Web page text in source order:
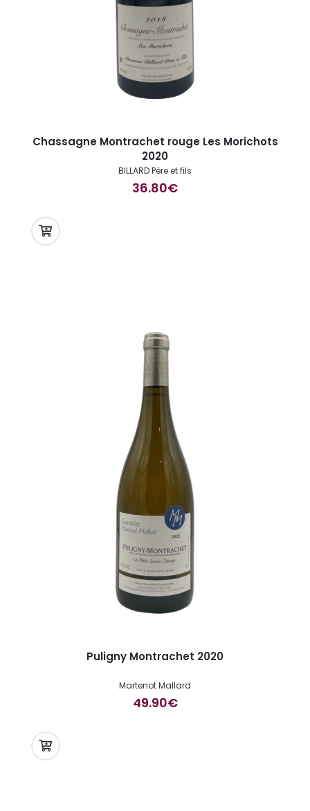
Chassagne Montrachet rouge Les Morichots
2020
BILLARD Père et fils
36.80€
Puligny Montrachet 2020
Martenot Mallard
49.90€